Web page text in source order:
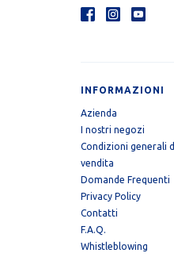
INFORMAZIONI
Azienda
I nostri negozi
Condizioni generali
vendita
Domande Frequenti
Privacy Policy
Contatti
F.A.Q.
Whistleblowing